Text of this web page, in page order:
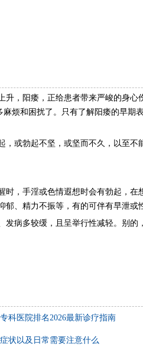
，阳痿，正给患者带来严峻的身心
烦和困扰了。只有了解阳痿的早期
或勃起不坚，或坚而不久，以至不
，手淫或色情遐想时会有勃起，在
、精力不振等，有的可伴有早泄或
病多较缓，且呈举行性减轻。别的
科医院排名2026最新诊疗指南
状以及日常需要注意什么